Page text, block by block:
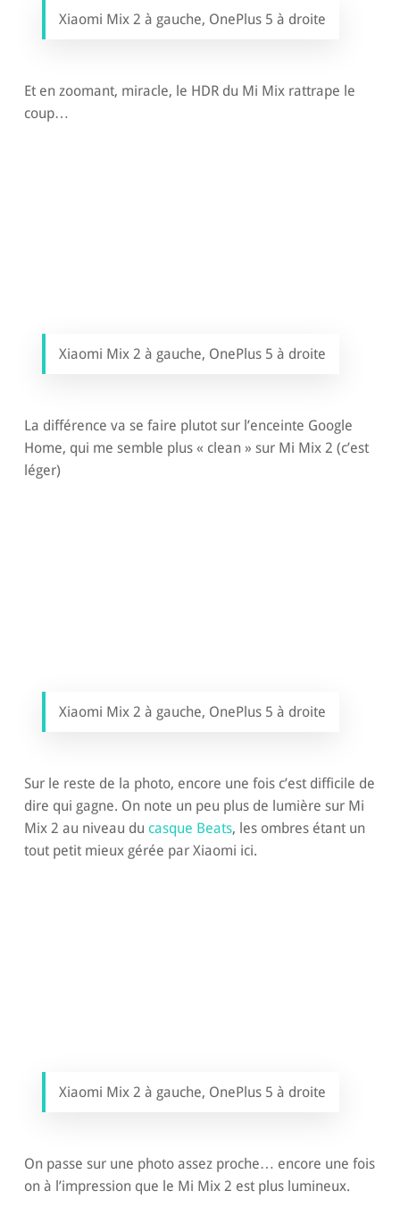
Xiaomi Mix 2 à gauche, OnePlus 5 à droite
Et en zoomant, miracle, le HDR du Mi Mix rattrape le
coup…
Xiaomi Mix 2 à gauche, OnePlus 5 à droite
La différence va se faire plutot sur l’enceinte Google
Home, qui me semble plus « clean » sur Mi Mix 2 (c’est
léger)
Xiaomi Mix 2 à gauche, OnePlus 5 à droite
Sur le reste de la photo, encore une fois c’est difficile de
dire qui gagne. On note un peu plus de lumière sur Mi
Mix 2 au niveau du casque Beats, les ombres étant un
tout petit mieux gérée par Xiaomi ici.
Xiaomi Mix 2 à gauche, OnePlus 5 à droite
On passe sur une photo assez proche… encore une fois
on à l’impression que le Mi Mix 2 est plus lumineux.